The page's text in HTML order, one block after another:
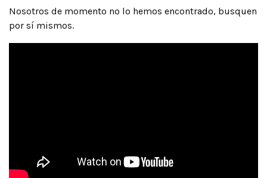
Nosotros de momento no lo hemos encontrado, busquen
por sí mismos.